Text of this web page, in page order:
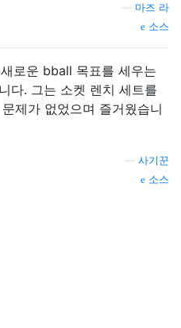
마즈 라
소스
로운 bball 목표를 세우는
다. 그는 소켓 렌치 세트를
제가 없었으며 즐거웠습니
사기꾼
소스